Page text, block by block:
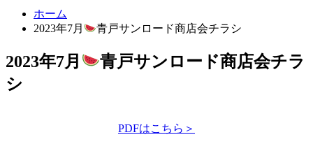
ホーム
2023年7月
青戸サンロード商店会チラシ
2023年7月
青戸サンロード商店会チラ
シ
PDFはこちら＞